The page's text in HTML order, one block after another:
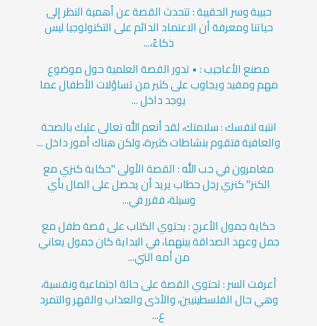
حبيبة وسر الحقيبة : تتحدث القصة عن أهمية النظر إلى
حياتنا ومعرفة أن الاعتماد الدائم على التكنولوجيا ليس
ذكاءً،...
مصنع الأعاجيب : • تدور القصة العلمية حول موضوع
مهم ومفيد ويجاوب على كثير من تساؤلات الأطفال عما
يوجد داخل ...
انتبه لنفسك : سلامتك، لقد أنعم الله تعالى عليك بالصحة
والعافية فتقوم بنشاطات كثيرة، ولكن هناك أمور داخل ...
مغامرون في حب الله : القصة الأولى "حكاية كنزي مع
الكنز" كنزي رجل حطاب يريد أن يحصل على المال بأي
وسيلة، فقرر في...
حكاية جمول الأعرج : يحتوي الكتاب على قصة طفل مع
جمل وعهد الصداقة بينهما، في البداية كان جمول يعاني
من أمه التي...
أعرفت السر : تحتوي القصة على حالة اجتماعية ونفسية،
وهي حال الفلسطينيين، والأذى والعذاب والقهر والتمرد
ع...